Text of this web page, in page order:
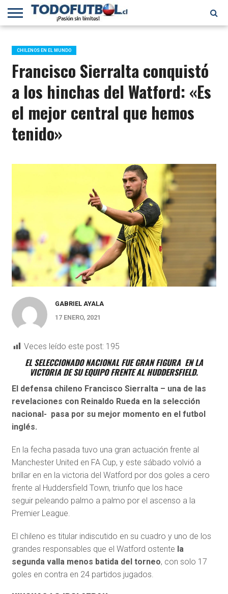
PRIMERA
B
SELECCIÓN
CHILENA
CHILENOS
EN EL
MUNDO
FÚTBOL
INTERNACIONAL
CHILENOS EN EL MUNDO
Francisco Sierralta conquistó
a los hinchas del Watford: «Es
el mejor central que hemos
tenido»
GABRIEL AYALA
17 ENERO, 2021
Veces leído este post: 195
EL SELECCIONADO NACIONAL FUE GRAN FIGURA EN LA
VICTORIA DE SU EQUIPO FRENTE AL HUDDERSFIELD.
El defensa chileno Francisco Sierralta – una de las
revelaciones con Reinaldo Rueda en la selección
nacional- pasa por su mejor momento en el futbol
inglés.
En la fecha pasada tuvo una gran actuación frente al
Manchester United en FA Cup, y este sábado volvió a
brillar en en la victoria del Watford por dos goles a cero
frente al Huddersfield Town, triunfo que los hace
seguir peleando palmo a palmo por el ascenso a la
Premier League.
El chileno es titular indiscutido en su cuadro y uno de los
grandes responsables que el Watford ostente la
segunda valla menos batida del torneo, con solo 17
goles en contra en 24 partidos jugados.